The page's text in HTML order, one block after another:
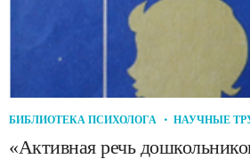
БИБЛИОТЕКА ПСИХОЛОГА НАУЧНЫЕ
«Активная речь